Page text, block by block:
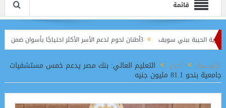
قائمة
للصناعات الإبداعية
الرئيسية أخبار التعليم العالي: بنك مصر يدعم خمس مستشفيات
جامعية بنحو 81.1 مليون جنيه